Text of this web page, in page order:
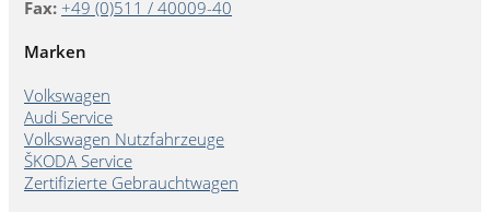
Fax: +49 (0)511 / 40009-40
Marken
Volkswagen
Audi Service
Volkswagen Nutzfahrzeuge
ŠKODA Service
Zertifizierte Gebrauchtwagen